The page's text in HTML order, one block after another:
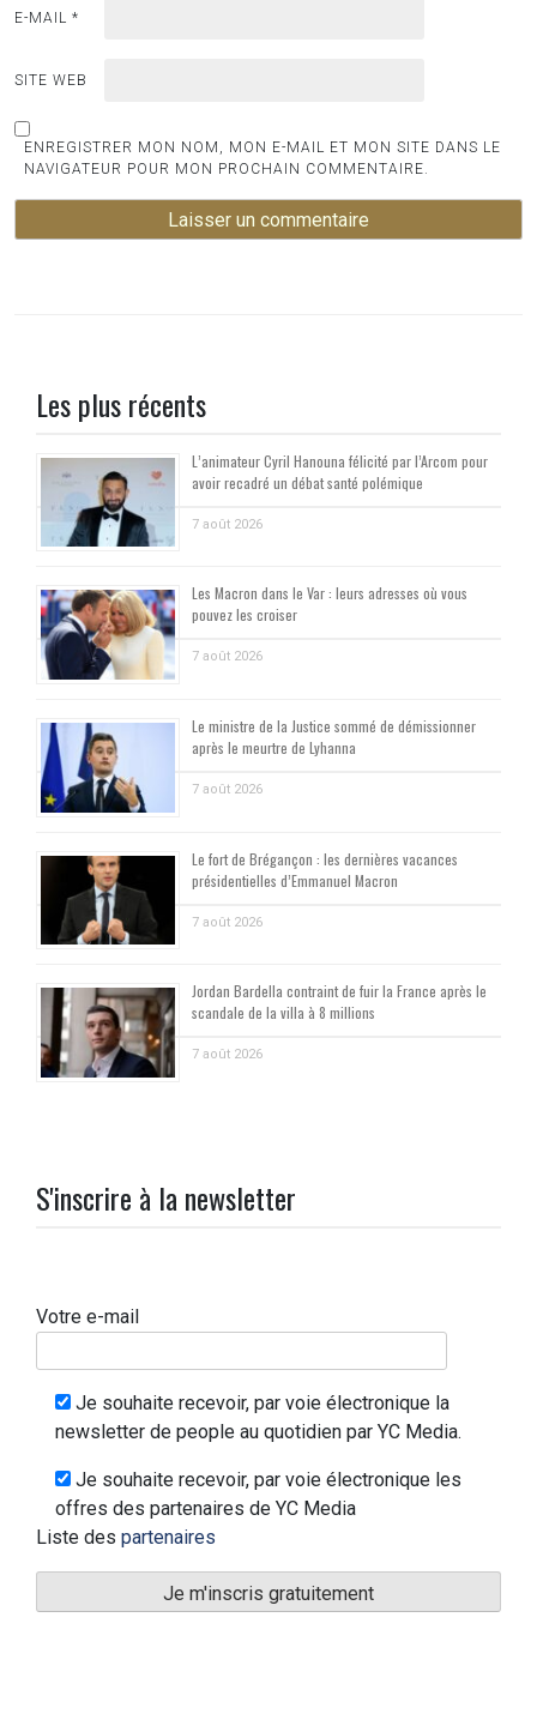
E-MAIL *
SITE WEB
ENREGISTRER MON NOM, MON E-MAIL ET MON SITE DANS LE
NAVIGATEUR POUR MON PROCHAIN COMMENTAIRE.
Les plus récents
L’animateur Cyril Hanouna félicité par l’Arcom pour
avoir recadré un débat santé polémique
7 août 2026
Les Macron dans le Var : leurs adresses où vous
pouvez les croiser
7 août 2026
Le ministre de la Justice sommé de démissionner
après le meurtre de Lyhanna
7 août 2026
Le fort de Brégançon : les dernières vacances
présidentielles d’Emmanuel Macron
7 août 2026
Jordan Bardella contraint de fuir la France après le
scandale de la villa à 8 millions
7 août 2026
S'inscrire à la newsletter
Votre e-mail
Je souhaite recevoir, par voie électronique la
newsletter de people au quotidien par YC Media.
Je souhaite recevoir, par voie électronique les
offres des partenaires de YC Media
Liste des partenaires